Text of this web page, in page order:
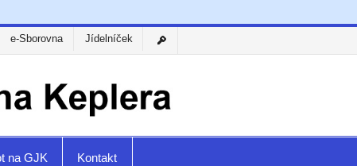
e-Sborovna Jídelníček
na GJK Kontakt